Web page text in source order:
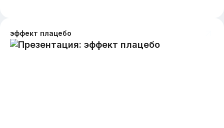
эффект плацебо